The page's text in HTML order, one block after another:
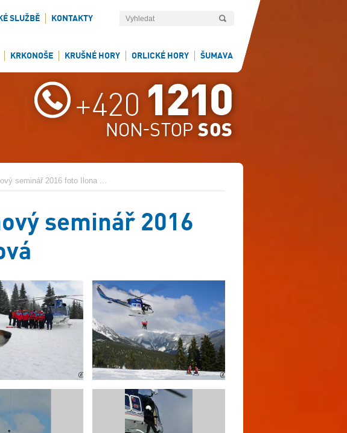
SLUŽBĚ KONTAKTY
KRKONOŠE KRUŠNÉ HORY ORLICKÉ HORY ŠUMAVA
seminář 2016 foto Ilona ...
seminář 2016